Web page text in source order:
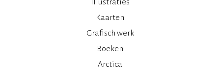
Illustraties
Kaarten
Grafisch werk
Boeken
Arctica